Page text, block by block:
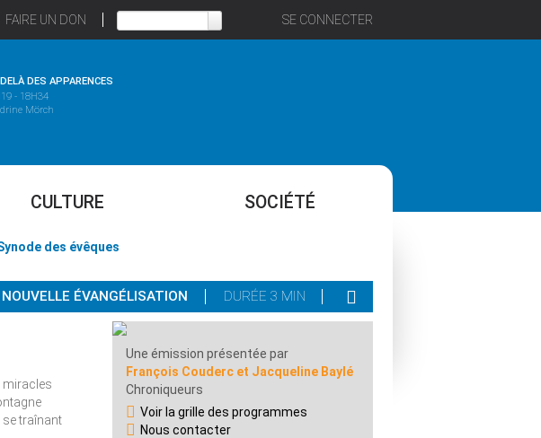
FAIRE UN DON SE CONNECTER
DES APPARENCES
- 18H34
Mörch
CULTURE SOCIÉTÉ
des évêques
ÉVANGÉLISATION DURÉE 3 MIN
miracles
traînant
Une émission présentée par
François Couderc et Jacqueline Baylé
Chroniqueurs
Voir la grille des programmes
Nous contacter